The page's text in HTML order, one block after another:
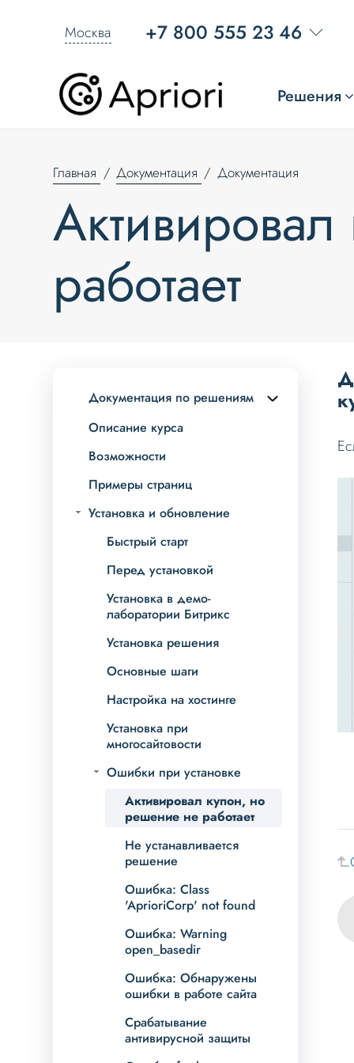
Москва +7 800 555 23 46
Решения
Главная Документация Документация
работает
Документация по решениям
Описание курса
Возможности
Примеры страниц
Установка и обновление
Быстрый старт
Перед установкой
Установка в демо-
лаборатории Битрикс
Установка решения
Основные шаги
Настройка на хостинге
Установка при
многосайтовости
Ошибки при установке
Активировал купон, но
решение не работает
Не устанавливается
решение
Ошибка: Class
'AprioriCorp' not found
Ошибка: Warning
open_basedir
Ошибка: Обнаружены
ошибки в работе сайта
Срабатывание
антивирусной защиты